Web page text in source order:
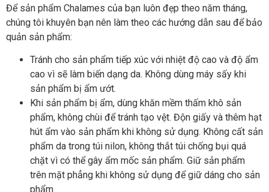
Để sản phẩm Chalames của bạn luôn đẹp theo năm tháng,
chúng tôi khuyên bạn nên làm theo các hướng dẫn sau để bảo
quản sản phẩm:
Tránh cho sản phẩm tiếp xúc với nhiệt độ cao và độ ẩm
cao vì sẽ làm biến dạng da. Không dùng máy sấy khi
sản phẩm bị ẩm ướt.
Khi sản phẩm bị ẩm, dùng khăn mềm thấm khô sản
phẩm, không chùi để tránh tạo vệt. Độn giấy và thêm hạt
hút ẩm vào sản phẩm khi không sử dụng. Không cất sản
phẩm da trong túi nilon, không thắt túi chống bụi quá
chặt vì có thể gây ẩm mốc sản phẩm. Giữ sản phẩm
trên mặt phẳng khi không sử dụng để giữ dáng cho sản
phẩm.